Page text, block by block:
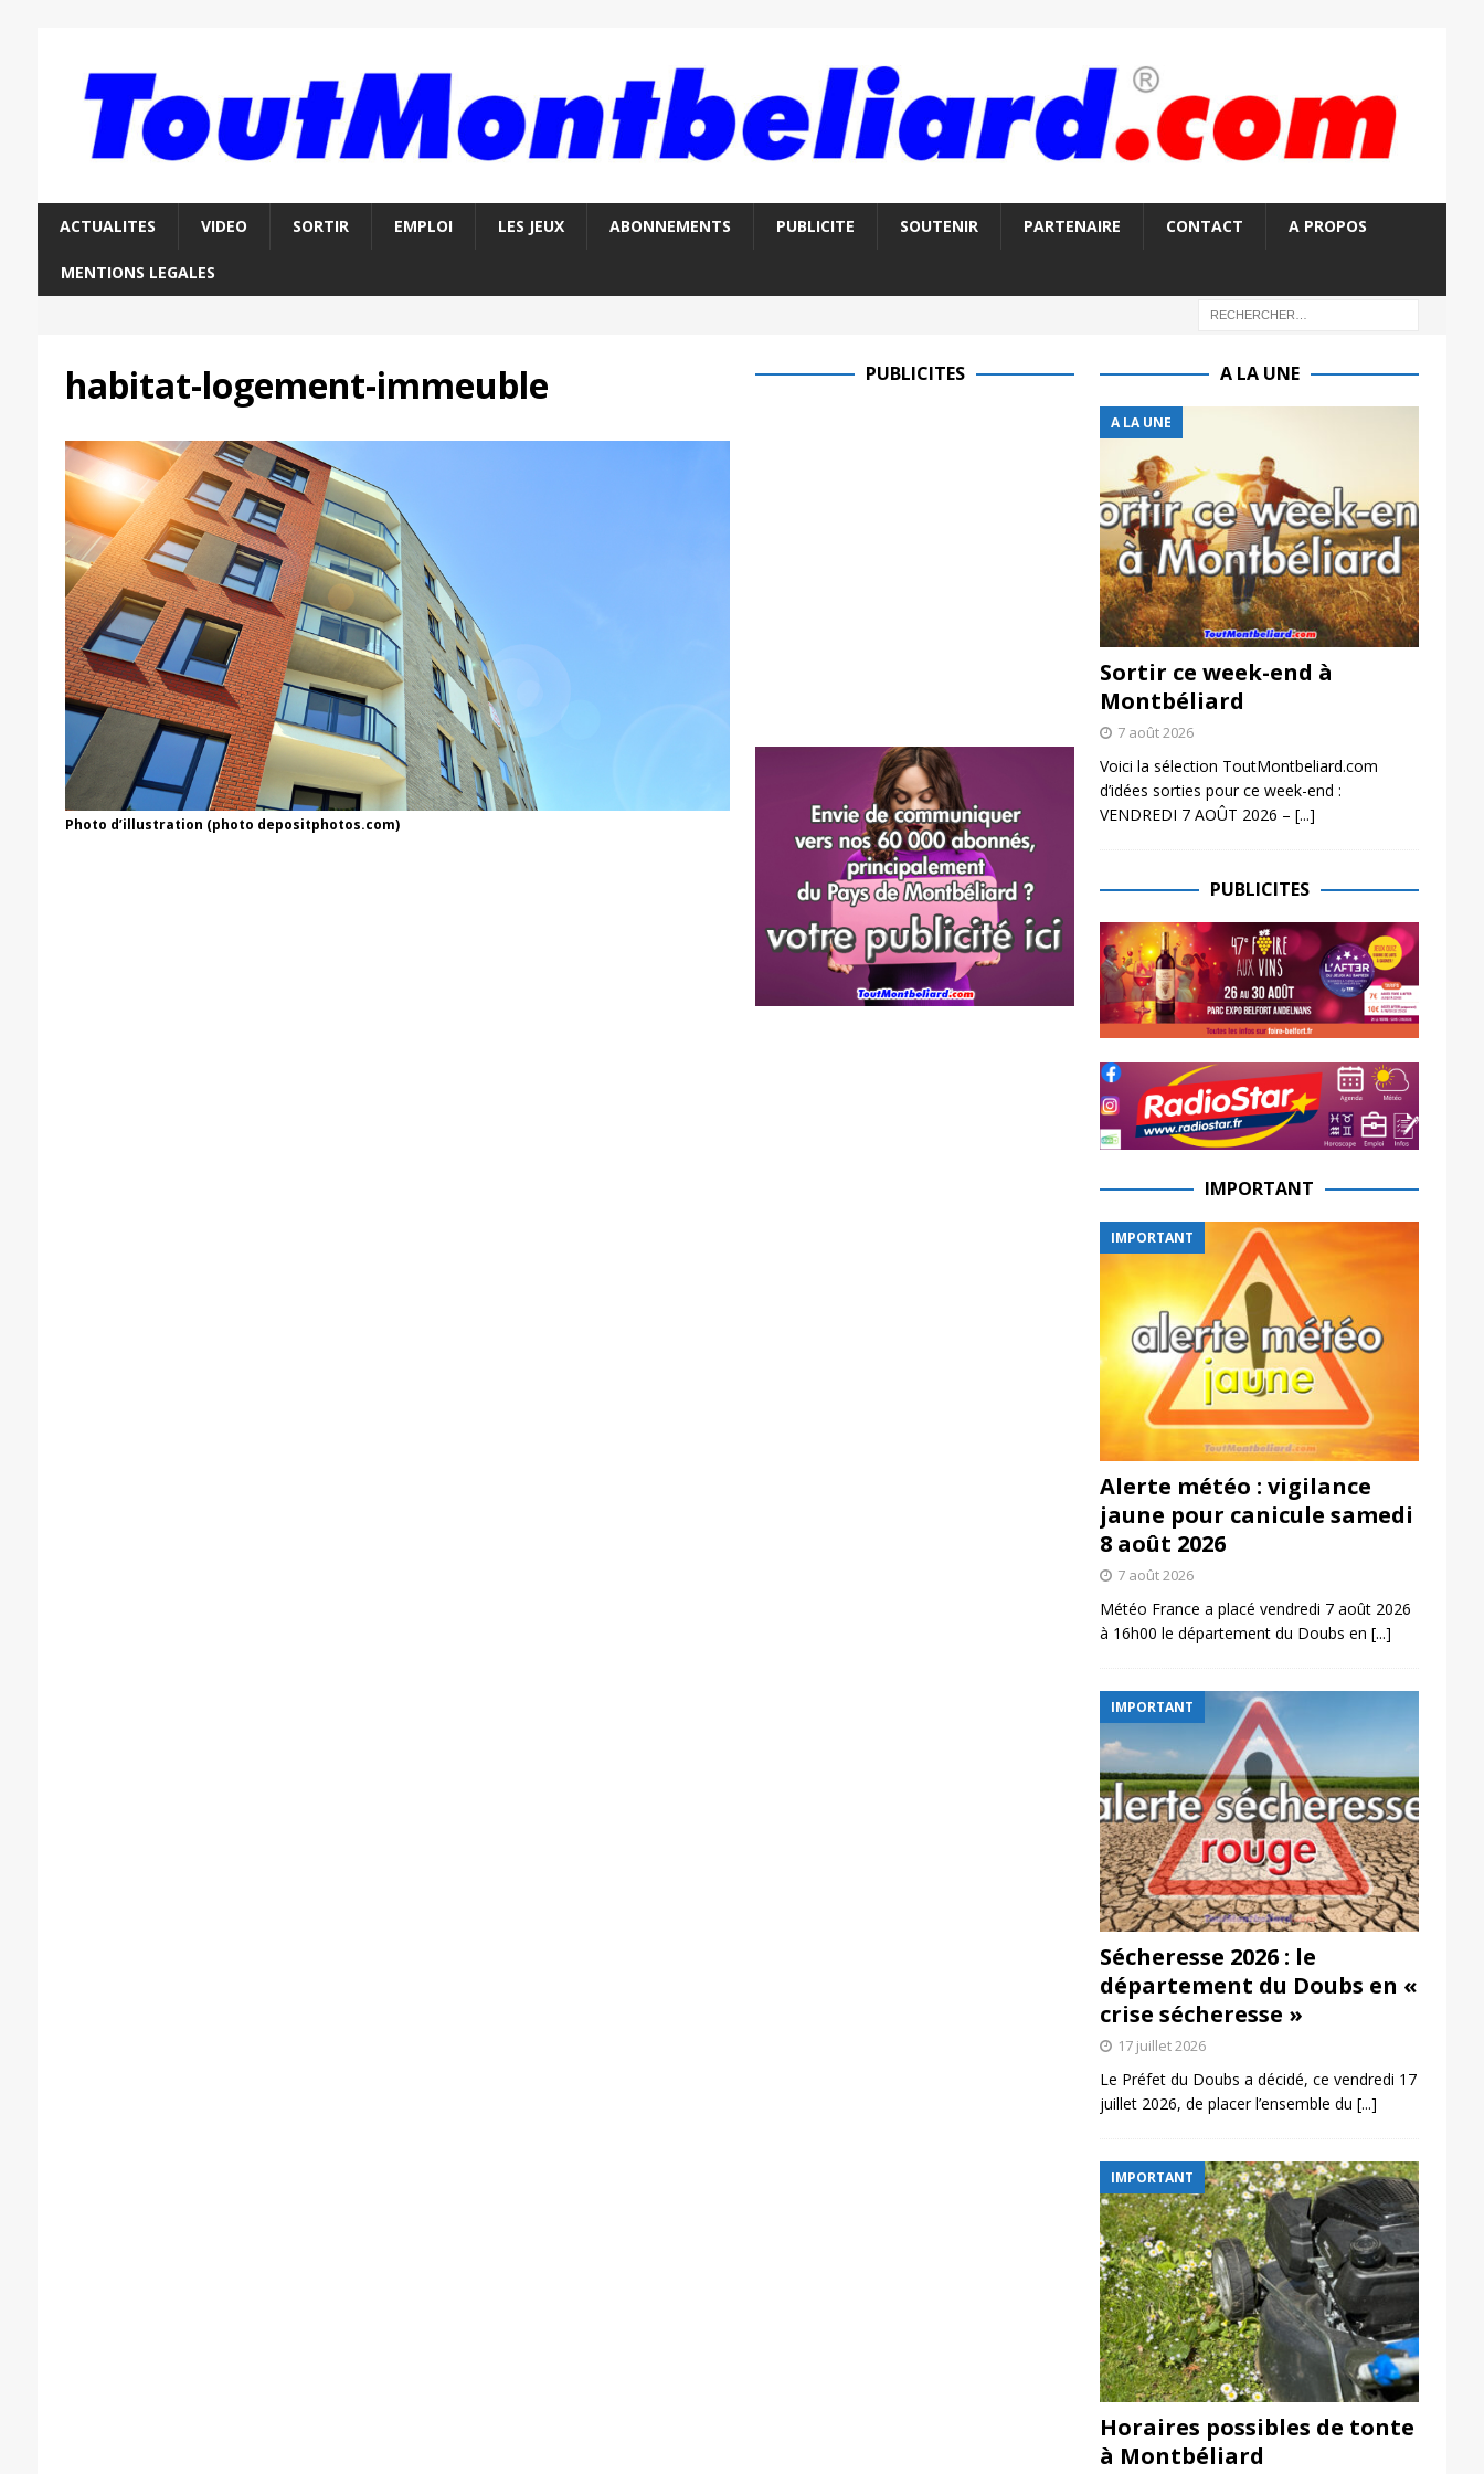
ACTUALITES VIDEO SORTIR EMPLOI LES JEUX ABONNEMENTS PUBLICITE SOUTENIR PARTENAIRE CONTACT A PROPOS
MENTIONS LEGALES
habitat-logement-immeuble
Photo d’illustration (photo depositphotos.com)
PUBLICITES A LA UNE
A LA UNE
Sortir ce week-end à
Montbéliard
7 août 2026
Voici la sélection ToutMontbeliard.com
d’idées sorties pour ce week-end :
VENDREDI 7 AOÛT 2026 – [...]
PUBLICITES
IMPORTANT
IMPORTANT
Alerte météo : vigilance
jaune pour canicule samedi
8 août 2026
7 août 2026
Météo France a placé vendredi 7 août 2026
à 16h00 le département du Doubs en [...]
IMPORTANT
Sécheresse 2026 : le
département du Doubs en «
crise sécheresse »
17 juillet 2026
Le Préfet du Doubs a décidé, ce vendredi 17
juillet 2026, de placer l’ensemble du [...]
IMPORTANT
Horaires possibles de tonte
à Montbéliard